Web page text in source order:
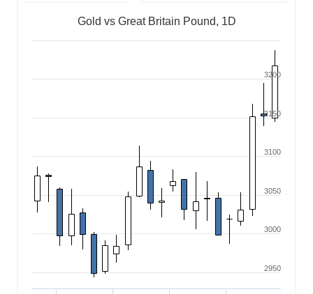
Gold vs Great Britain Pound, 1D
2950
3000
3050
3100
3150
3200